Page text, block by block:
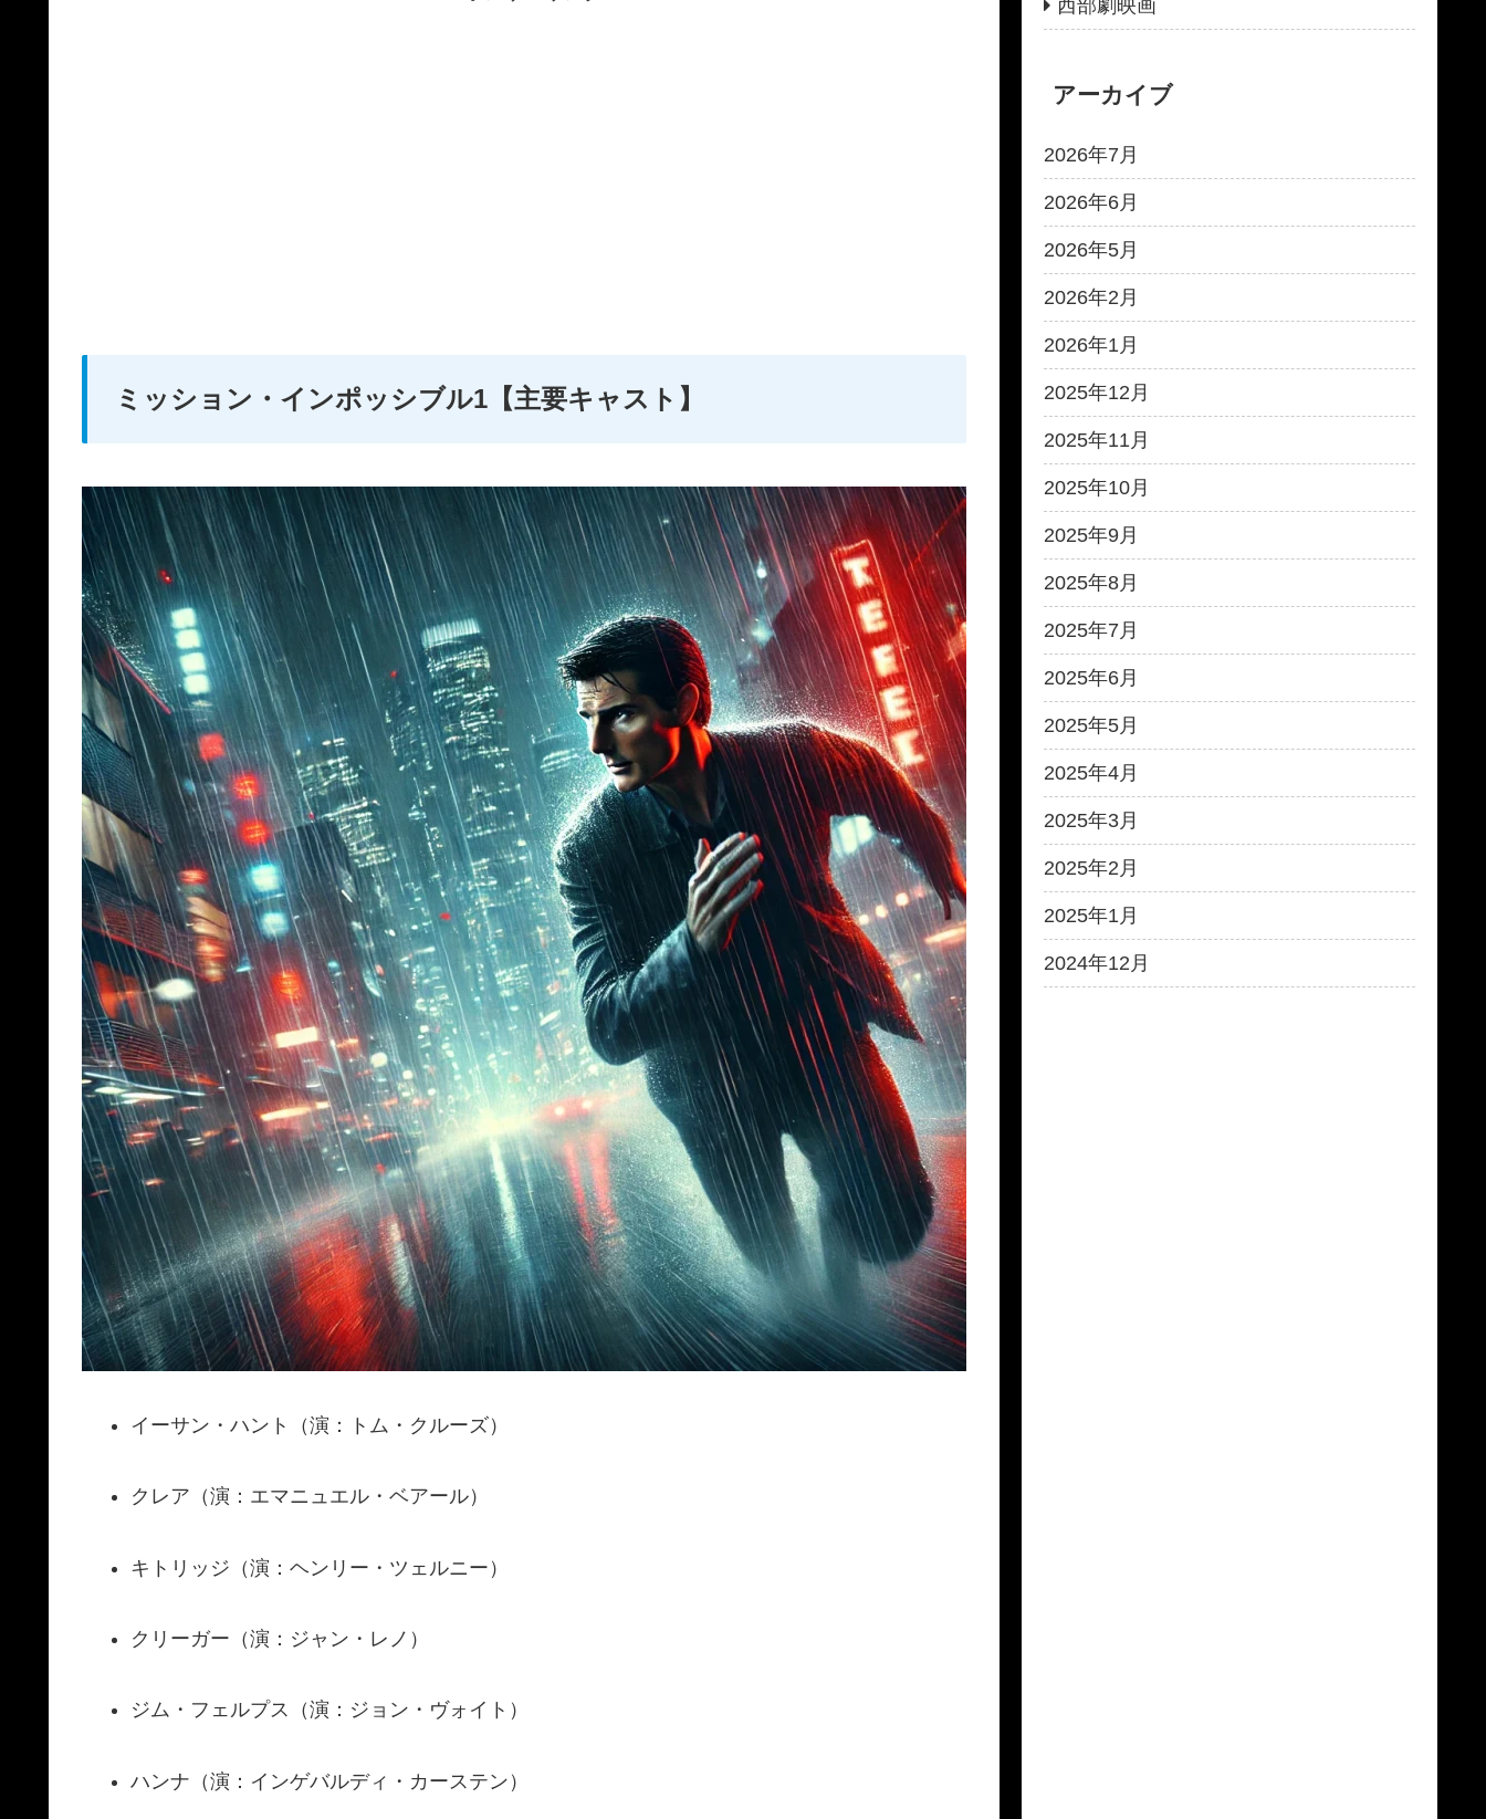
ミッション・インポッシブル1【主要キャスト】
イーサン・ハント（演：トム・クルーズ）
クレア（演：エマニュエル・ベアール）
キトリッジ（演：ヘンリー・ツェルニー）
クリーガー（演：ジャン・レノ）
ジム・フェルプス（演：ジョン・ヴォイト）
ハンナ（演：インゲバルディ・カーステン）
西部劇映画
アーカイブ
2026年7月
2026年6月
2026年5月
2026年2月
2026年1月
2025年12月
2025年11月
2025年10月
2025年9月
2025年8月
2025年7月
2025年6月
2025年5月
2025年4月
2025年3月
2025年2月
2025年1月
2024年12月